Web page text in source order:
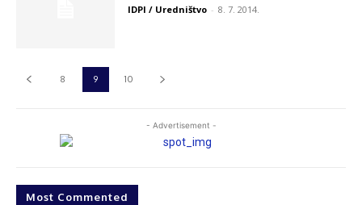
- Advertisement -
Most Commented
IDPI / Uredništvo - 8. 7. 2014.
8 9 10